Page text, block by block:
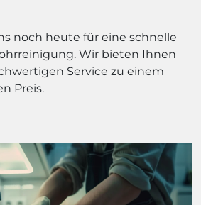
noch heute für eine schnelle
Wir bieten Ihnen
Service zu einem
Preis.